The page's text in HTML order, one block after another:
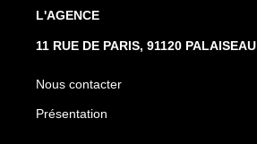
L'AGENCE
11 RUE DE PARIS, 91120 PALAISEAU
Nous contacter
Présentation